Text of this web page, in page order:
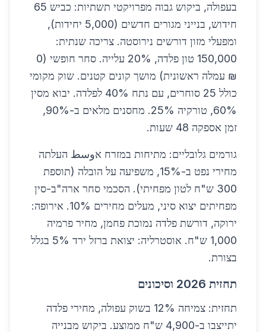
בעפולה, ביקוש גבוה מפרויקטי תשתיות: כביש 65
חידוש, בנייני מגורים חדשים (5,000 יחידות),
ומפעלי מזון דורשים נירוסטה. צריכה שנתית:
150,000 טון פלדה, 20% עלייה. סחר חופשי (0
₪ עמלה ראשונית) מושך קונים קטנים. שוק מקומי
כולל 25 סוחרים, עם נתח 40% לפלדה. יבוא מסין
60%, טורקיה 25%. מחסנים מלאים ב-90%,
זמן אספקה 48 שעות.
גורמים גלובליים: מתיחות במזרח אوسط העלתה
מחירי נפט ב-15%, משפיעה על הובלה (תוספת
300 ש"ח לטון מפחיתי). הסכמי סחר ארה"ב-סין
מפחיתים יצוא סיני, מעלים מחירים 10%. אירופה:
ירוקה, דורשת פלדה נמוכת פחמן, מחיר פרמיה
1,000 ש"ח. אוסטרליה: יצואת ברזל ירד 5% בגלל
בצורת.
תחזית 2026 וסיכונים
תחזית: צמיחה 12% בשוק עפולה, מחירי פלדה
יתייצבו ב-4,900 ש"ח ממוצע. ביקוש מבנייה